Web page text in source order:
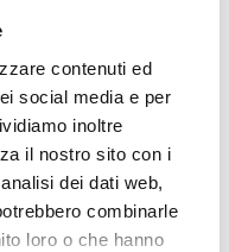
contenuti ed
social media e per
inoltre
il nostro sito con i
dei dati web,
combinarle
loro o che hanno
giuridica
società civile,
istituti di ricerca).
senza
locali/regionali.
da un
3 candidati,